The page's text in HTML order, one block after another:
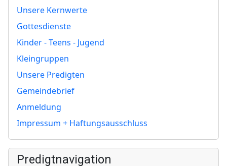
Unsere Kernwerte
Gottesdienste
Kinder - Teens - Jugend
Kleingruppen
Unsere Predigten
Gemeindebrief
Anmeldung
Impressum + Haftungsausschluss
Predigtnavigation